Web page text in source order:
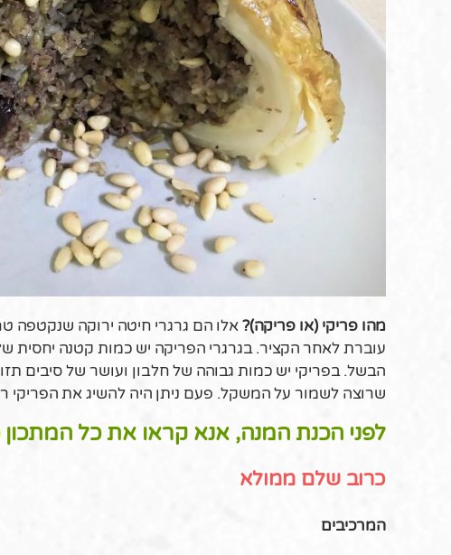
מהו פריקי (או פריקה)?אלו הם גרגרי חיטה ירוקה שנקטפה
עוברת לאחר הקציר. בגרגרי הפריקה יש כמות קטנה יחסית
הבשל. בפריקי יש כמות גבוהה של חלבון ועושר של סיבים
שרוצה לשמור על המשקל. פעם ניתן היה להשיג את הפריקי
לפני הכנת המנה, אנא קראו את כל
כרוב שלם ממולא
המרכיבים